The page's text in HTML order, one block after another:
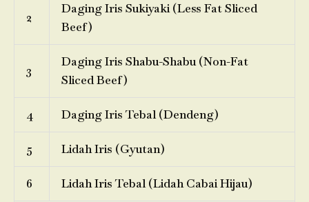
2
Daging Iris Sukiyaki (Less Fat Sliced
Beef)
3
Daging Iris Shabu-Shabu (Non-Fat
Sliced Beef)
4 Daging Iris Tebal (Dendeng)
5 Lidah Iris (Gyutan)
6 Lidah Iris Tebal (Lidah Cabai Hijau)